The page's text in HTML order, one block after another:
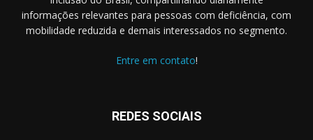
informações relevantes para pessoas com deficiência, com
mobilidade reduzida e demais interessados no segmento.
Entre em contato!
REDES SOCIAIS